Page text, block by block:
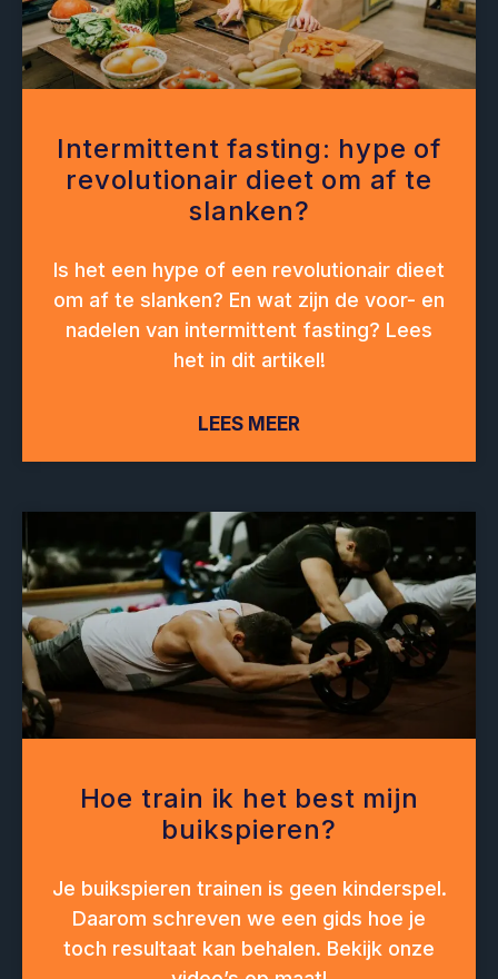
Intermittent fasting: hype of
revolutionair dieet om af te
slanken?
Is het een hype of een revolutionair dieet
om af te slanken? En wat zijn de voor- en
nadelen van intermittent fasting? Lees
het in dit artikel!
LEES MEER
Hoe train ik het best mijn
buikspieren?
Je buikspieren trainen is geen kinderspel.
Daarom schreven we een gids hoe je
toch resultaat kan behalen. Bekijk onze